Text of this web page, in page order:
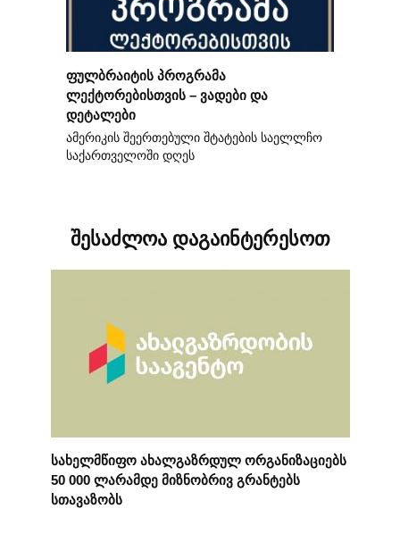
ფულბრაიტის პროგრამა
ლექტორებისთვის – ვადები და
დეტალები
ამერიკის შეერთებული შტატების საელლჩო
საქართველოში დღეს
შესაძლოა დაგაინტერესოთ
სახელმწიფო ახალგაზრდულ ორგანიზაციებს
50 000 ლარამდე მიზნობრივ გრანტებს
სთავაზობს